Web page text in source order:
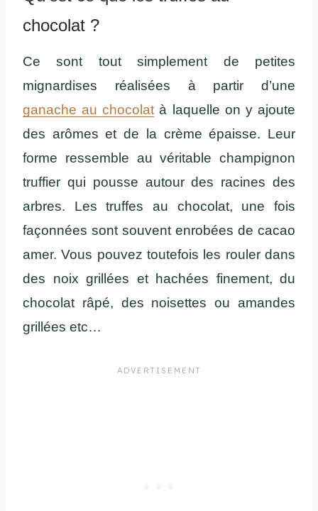
chocolat ?
Ce sont tout simplement de petites
mignardises réalisées à partir d’une
ganache au chocolat à laquelle on y ajoute
des arômes et de la crème épaisse. Leur
forme ressemble au véritable champignon
truffier qui pousse autour des racines des
arbres. Les truffes au chocolat, une fois
façonnées sont souvent enrobées de cacao
amer. Vous pouvez toutefois les rouler dans
des noix grillées et hachées finement, du
chocolat râpé, des noisettes ou amandes
grillées etc…